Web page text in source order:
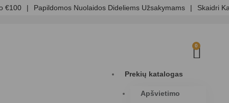
| Papildomos Nuolaidos Dideliems Užsakymams | Skaidri
0
Prekių katalogas
Apšvietimo